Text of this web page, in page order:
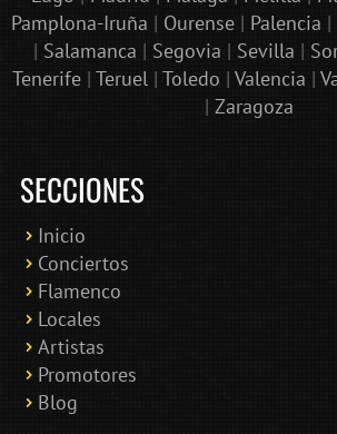
Pamplona-Iruña | Ourense | Palencia |
| Salamanca | Segovia | Sevilla |
Tenerife| Teruel| Toledo | Valencia |
| Zaragoza
SECCIONES
Inicio
Conciertos
Flamenco
Locales
Artistas
Promotores
Blog